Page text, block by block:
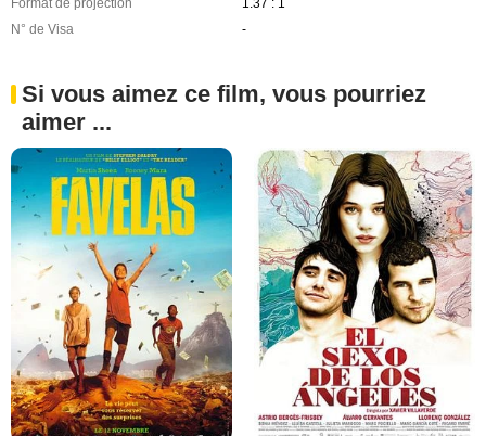
Format de projection
1.37 : 1
N° de Visa
-
Si vous aimez ce film, vous pourriez
aimer ...